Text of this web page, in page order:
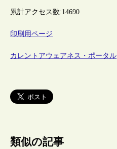
累計アクセス数:14690
印刷用ページ
カレントアウェアネス・ポータル
類似の記事